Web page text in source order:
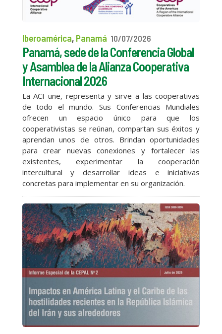
Iberoamérica, Panamá 10/07/2026
Panamá, sede de la Conferencia Global
y Asamblea de la Alianza Cooperativa
Internacional 2026
La ACI une, representa y sirve a las cooperativas
de todo el mundo. Sus Conferencias Mundiales
ofrecen un espacio único para que los
cooperativistas se reúnan, compartan sus éxitos y
aprendan unos de otros. Brindan oportunidades
para crear nuevas conexiones y fortalecer las
existentes, experimentar la cooperación
intercultural y desarrollar ideas e iniciativas
concretas para implementar en su organización.